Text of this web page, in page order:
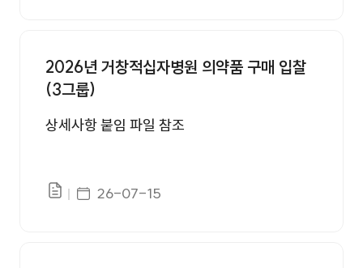
2026년 거창적십자병원 의약품 구매 입찰
(3그룹)
상세사항 붙임 파일 참조
파일있음게시일자
26-07-15